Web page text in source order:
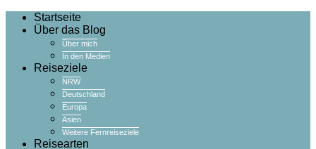
Startseite
Über das Blog
Über mich
In den Medien
Reiseziele
NRW
Deutschland
Europa
Asien
Weitere Fernreiseziele
Reisearten